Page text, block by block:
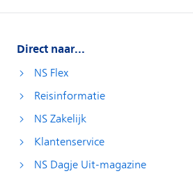
Direct naar...
NS Flex
Reisinformatie
NS Zakelijk
Klantenservice
NS Dagje Uit-magazine